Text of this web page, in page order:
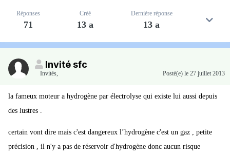
Réponses
71
Créé
13 a
Dernière réponse
13 a
Invité sfc
Invités Posté(e) le 27 juillet 2013
la fameux moteur a hydrogène par électrolyse qui existe lui aussi depuis
des lustres .
certain vont dire mais c'est dangereux l’hydrogène c'est un gaz , petite
précision , il n'y a pas de réservoir d'hydrogène donc aucun risque